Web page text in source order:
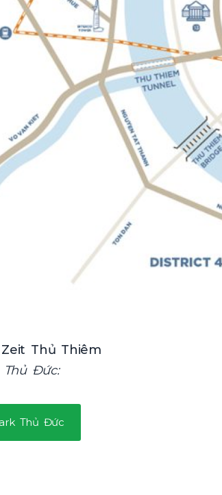
Thủ Thiêm
Đức:
Thủ Đức